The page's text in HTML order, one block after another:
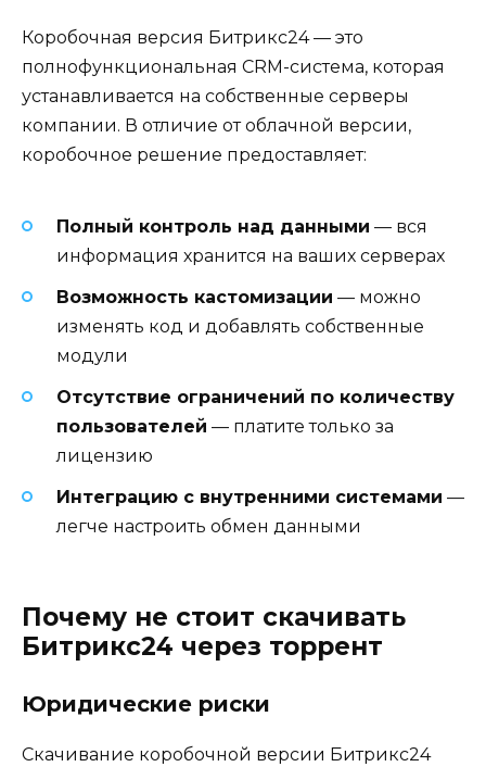
Коробочная версия Битрикс24 — это
полнофункциональная CRM-система, которая
устанавливается на собственные серверы
компании. В отличие от облачной версии,
коробочное решение предоставляет:
Полный контроль над данными — вся
информация хранится на ваших серверах
Возможность кастомизации — можно
изменять код и добавлять собственные
модули
Отсутствие ограничений по количеству
пользователей — платите только за
лицензию
Интеграцию с внутренними системами —
легче настроить обмен данными
Почему не стоит скачивать
Битрикс24 через торрент
Юридические риски
Скачивание коробочной версии Битрикс24